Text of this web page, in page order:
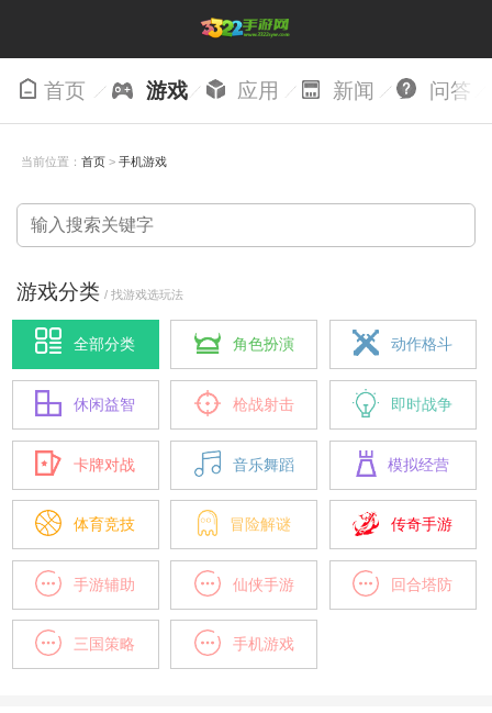
首页 游戏 应用 新闻 问答
当前位置： 首页> 手机游戏
游戏分类 / 找游戏选玩法
全部分类 角色扮演 动作格斗
休闲益智 枪战射击 即时战争
卡牌对战 音乐舞蹈 模拟经营
体育竞技 冒险解谜 传奇手游
手游辅助 仙侠手游 回合塔防
三国策略 手机游戏